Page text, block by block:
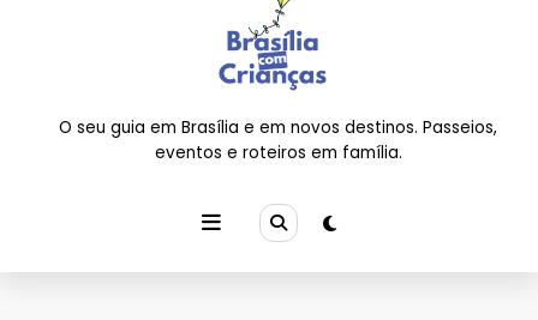
O seu guia em Brasília e em novos destinos. Passeios,
eventos e roteiros em família.